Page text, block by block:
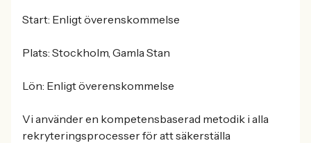
Start: Enligt överenskommelse
Plats: Stockholm, Gamla Stan
Lön: Enligt överenskommelse
Vi använder en kompetensbaserad metodik i alla
rekryteringsprocesser för att säkerställa